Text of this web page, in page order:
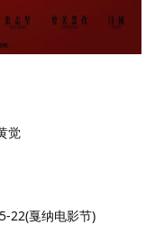
觉
22(戛纳电影节)